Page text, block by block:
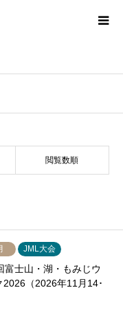
閲覧数順
JML大会
富士山・湖・もみじウ
2026（2026年11月14･